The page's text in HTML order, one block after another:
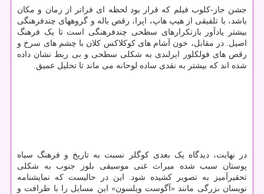
جشن جاز-کلوب فیلم که قرار بود لحظه ای فراتر از زمان و مکان
باشد، با تلفیقی از هیپ هاپ، اپرا، رقص باله و گروههای چندفرهنگی
بیشتر یادآور بازتکرارهای سطحی چندفرهنگی است تا یک فرهنگ
اصیل. در مقابل، خون آشام های کوکلاکس کلان با چشم های سرخ و
رقص های فولکلور ایرلندی به شکلی سطحی و بی ربط نشان داده
شده اند که بیشتر به نقدی ساده لوحانه می ماند تا تحلیل عمیق.
در نهایت، دیدگاه یک بعدی کوگلر نسبت به تاریخ و فرهنگ سیاه
پوستان سبب شده میراث غنی موسیقی بلوز جنوب به شکلی
تحقیرآمیز به تصویر کشیده شود. این در حالیست که نمایشنامه
نویسان بزرگی مانند «آگوست ویلسون» این مسایل را با ظرافت و